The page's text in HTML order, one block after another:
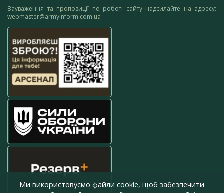
Зауваження та пропозиції по роботі сайту надсилайте на адресу:
webmaster@armyinform.com.ua
Ми використовуємо файли cookie, щоб забезпечити